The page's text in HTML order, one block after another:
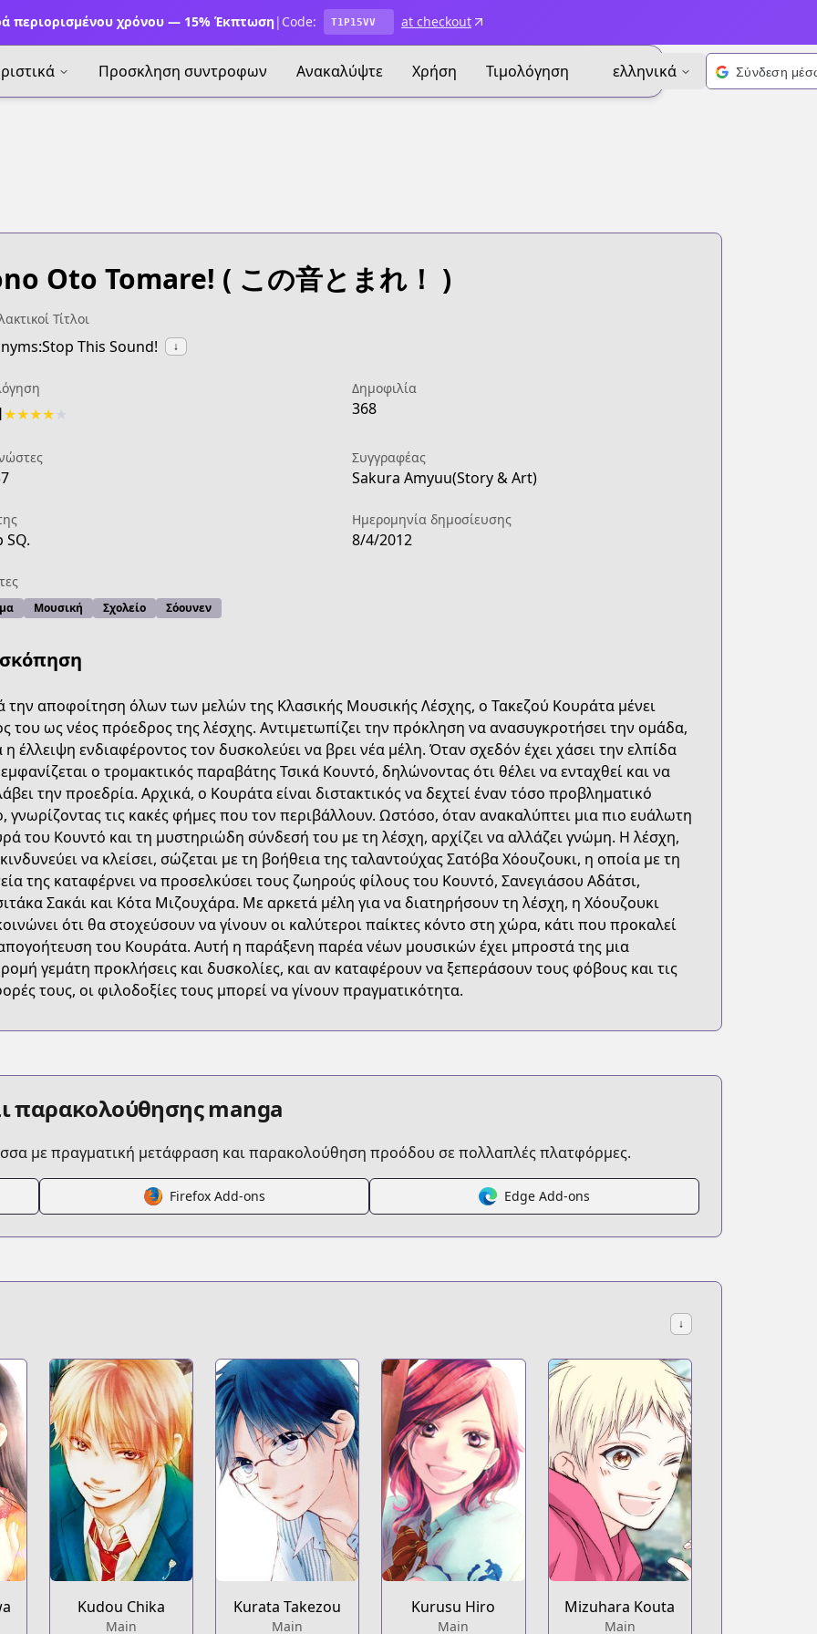
περιορισμένου χρόνου — 15% Έκπτωση| Code: T1P15VV at checkout
Προσκληση συντροφων Ανακαλύψτε Χρήση Τιμολόγηση ελληνικά
419e-ba6e-dda3e28eb763
oto-tomare
life-t1
Oto Tomare! ( この音とまれ！ )
Τίτλοι
This Sound! ↓
★★★★
Δημοφιλία
368
Συγγραφέας
Sakura Amyuu(Story & Art)
SQ.
Ημερομηνία δημοσίευσης
8/4/2012
Μουσική Σχολείο Σόουνεν
την αποφοίτηση όλων των μελών της Κλασικής Μουσικής Λέσχης, ο Τακεζού Κουράτα μένει
του ως νέος πρόεδρος της λέσχης. Αντιμετωπίζει την πρόκληση να ανασυγκροτήσει την ομάδα,
η έλλειψη ενδιαφέροντος τον δυσκολεύει να βρει νέα μέλη. Όταν σχεδόν έχει χάσει την ελπίδα
ο τρομακτικός παραβάτης Τσικά Κουντό, δηλώνοντας ότι θέλει να ενταχθεί και να
την προεδρία. Αρχικά, ο Κουράτα είναι διστακτικός να δεχτεί έναν τόσο προβληματικό
γνωρίζοντας τις κακές φήμες που τον περιβάλλουν. Ωστόσο, όταν ανακαλύπτει μια πιο ευάλωτη
του Κουντό και τη μυστηριώδη σύνδεσή του με τη λέσχη, αρχίζει να αλλάζει γνώμη. Η λέσχη,
να κλείσει, σώζεται με τη βοήθεια της ταλαντούχας Σατόβα Χόουζουκι, η οποία με τη
της καταφέρνει να προσελκύσει τους ζωηρούς φίλους του Κουντό, Σανεγιάσου Αδάτσι,
Σακάι και Κότα Μιζουχάρα. Με αρκετά μέλη για να διατηρήσουν τη λέσχη, η Χόουζουκι
ότι θα στοχεύσουν να γίνουν οι καλύτεροι παίκτες κόντο στη χώρα, κάτι που προκαλεί
του Κουράτα. Αυτή η παράξενη παρέα νέων μουσικών έχει μπροστά της μια
γεμάτη προκλήσεις και δυσκολίες, και αν καταφέρουν να ξεπεράσουν τους φόβους και τις
τους, οι φιλοδοξίες τους μπορεί να γίνουν πραγματικότητα.
παρακολούθησης manga
με πραγματική μετάφραση και παρακολούθηση προόδου σε πολλαπλές πλατφόρμες.
Firefox Add-ons Edge Add-ons
↓
Kudou Chika
Main
Kurata Takezou
Main
Kurusu Hiro
Main
Mizuhara Kouta
Main